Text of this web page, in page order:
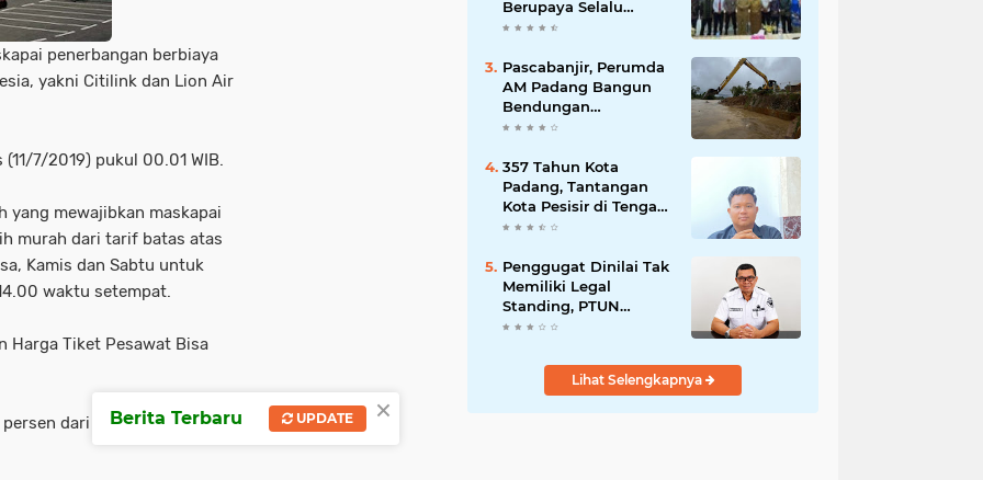
penerbangan berbiaya
yakni Citilink dan Lion Air
7/2019) pukul 00.01 WIB.
yang mewajibkan maskapai
murah dari tarif batas atas
Kamis dan Sabtu untuk
waktu setempat.
Harga Tiket Pesawat Bisa
dari total keseluruhan
Berupaya Selalu
Menyelesaikan
Masyarakat
Pascabanjir, Perumda
AM Padang Bangun
Bendungan
Sementara Guna
357 Tahun Kota
Padang, Tantangan
Kota Pesisir di Tengah
Bencana dan Era
Penggugat Dinilai Tak
Memiliki Legal
Standing, PTUN
Padang Nyatakan
Kapuh Utara Tidak
Lihat Selengkapnya
×
Berita Terbaru UPDATE